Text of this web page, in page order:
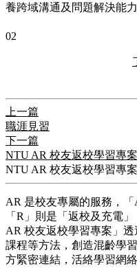
養跨域溝通及問題解決能力
02
上一篇
職涯見習
下一篇
NTU AR 校友返校學習專案
NTU AR 校友返校學習專案
AR 是校友專屬的服務，
「R」則是「返校及充電
AR 校友返校學習專案」
課程等方法，創造混齡學
方緊密連結，活絡學習網絡